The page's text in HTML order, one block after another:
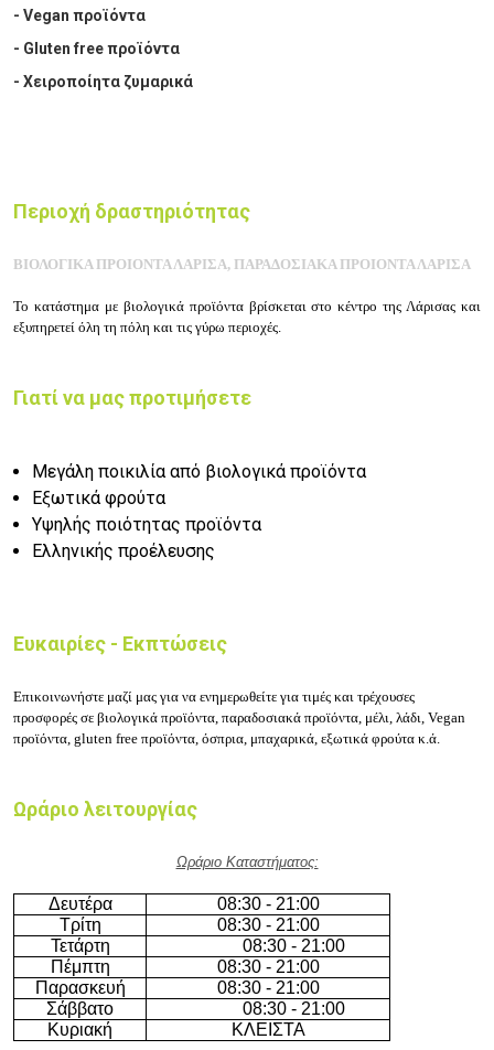
- Vegan προϊόντα
- Gluten free προϊόντα
- Χειροποίητα ζυμαρικά
Περιοχή δραστηριότητας
ΒΙΟΛΟΓΙΚΑ ΠΡΟΙΟΝΤΑ ΛΑΡΙΣΑ, ΠΑΡΑΔΟΣΙΑΚΑ ΠΡΟΙΟΝΤΑ ΛΑΡΙΣΑ
Το κατάστημα με βιολογικά προϊόντα βρίσκεται στο κέντρο της Λάρισας και
εξυπηρετεί όλη τη πόλη και τις γύρω περιοχές.
Γιατί να μας προτιμήσετε
Μεγάλη ποικιλία από βιολογικά προϊόντα
Εξωτικά φρούτα
Υψηλής ποιότητας προϊόντα
Ελληνικής προέλευσης
Ευκαιρίες - Εκπτώσεις
Επικοινωνήστε μαζί μας για να ενημερωθείτε για τιμές και τρέχουσες
προσφορές σε βιολογικά προϊόντα, παραδοσιακά προϊόντα, μέλι, λάδι, Vegan
προϊόντα, gluten free προϊόντα, όσπρια, μπαχαρικά, εξωτικά φρούτα κ.ά.
Ωράριο λειτουργίας
Ωράριο Καταστήματος:
Δευτέρα
08:30 - 21:00
Τρίτη
08:30 - 21:00
Τετάρτη
08:30 - 21:00
Πέμπτη
08:30 - 21:00
Παρασκευή
08:30 - 21:00
Σάββατο
08:30 - 21:00
Κυριακή
ΚΛΕΙΣΤΑ